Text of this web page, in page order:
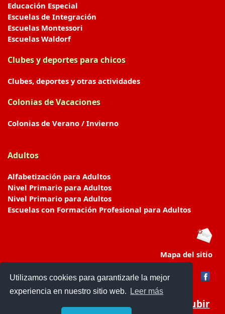
Utilizamos cookies para garantizarle la mejor
experiencia en nuestro sitio web.
Leer más
Educación Especial
Escuelas de Integración
Escuelas Montessori
Escuelas Waldorf
Clubes y deportes para chicos
Clubes, deportes y otras actividades
Colonias de Vacaciones
Colonias de Verano / Invierno
Adultos
Alfabetización para Adultos
Nivel Primario para Adultos
Nivel Primario para Adultos
Escuelas con Formación Profesional para Adultos
Mapa del sitio
Subir